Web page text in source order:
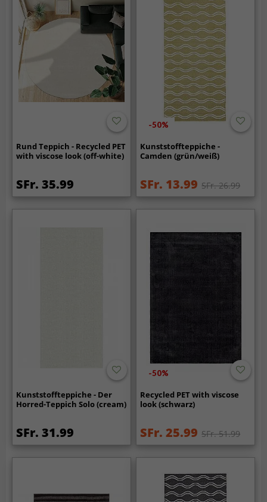
Rund Teppich - Recycled PET
with viscose look (off-white)
SFr. 35.99
-50%
Kunststoffteppiche -
Camden (grün/weiß)
SFr. 13.99 SFr. 26.99
Kunststoffteppiche - Der
Horred-Teppich Solo (cream)
SFr. 31.99
-50%
Recycled PET with viscose
look (schwarz)
SFr. 25.99 SFr. 51.99